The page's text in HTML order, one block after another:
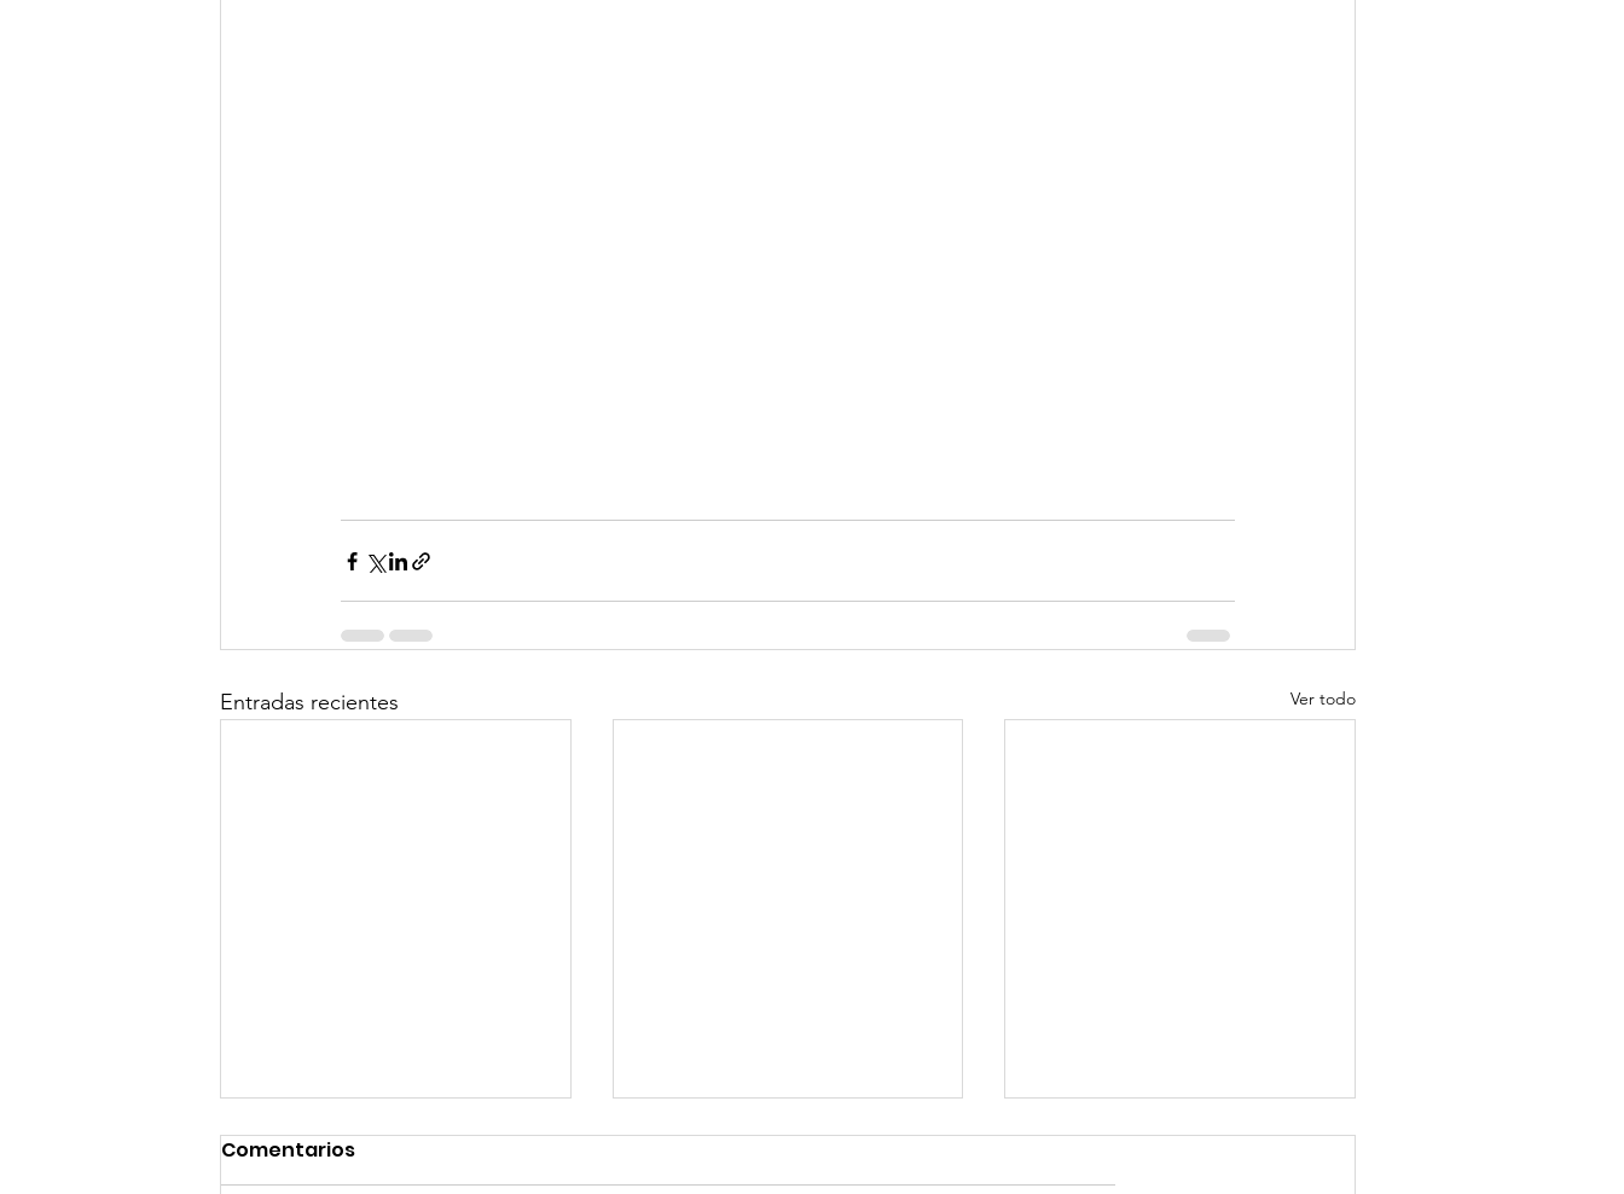
Entradas recientes Ver todo
Comentarios